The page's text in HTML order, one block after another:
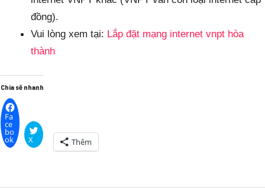
đồng).
Vui lòng xem tại: Lắp đặt mạng internet vnpt hòa
thành
Chia sẽ nhanh
Fa
ce
bo
ok X Thêm